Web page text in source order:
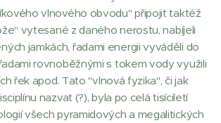
vlnového obvodu" připojit taktéž
vytesané z daného nerostu, nabíjeli
jamkách, řadami energii vyváděli do
rovnoběžnými s tokem vody využili
řek apod. Tato "vlnová fyzika", či jak
nazvat (?), byla po celá tisíciletí
všech pyramidových a megalitických